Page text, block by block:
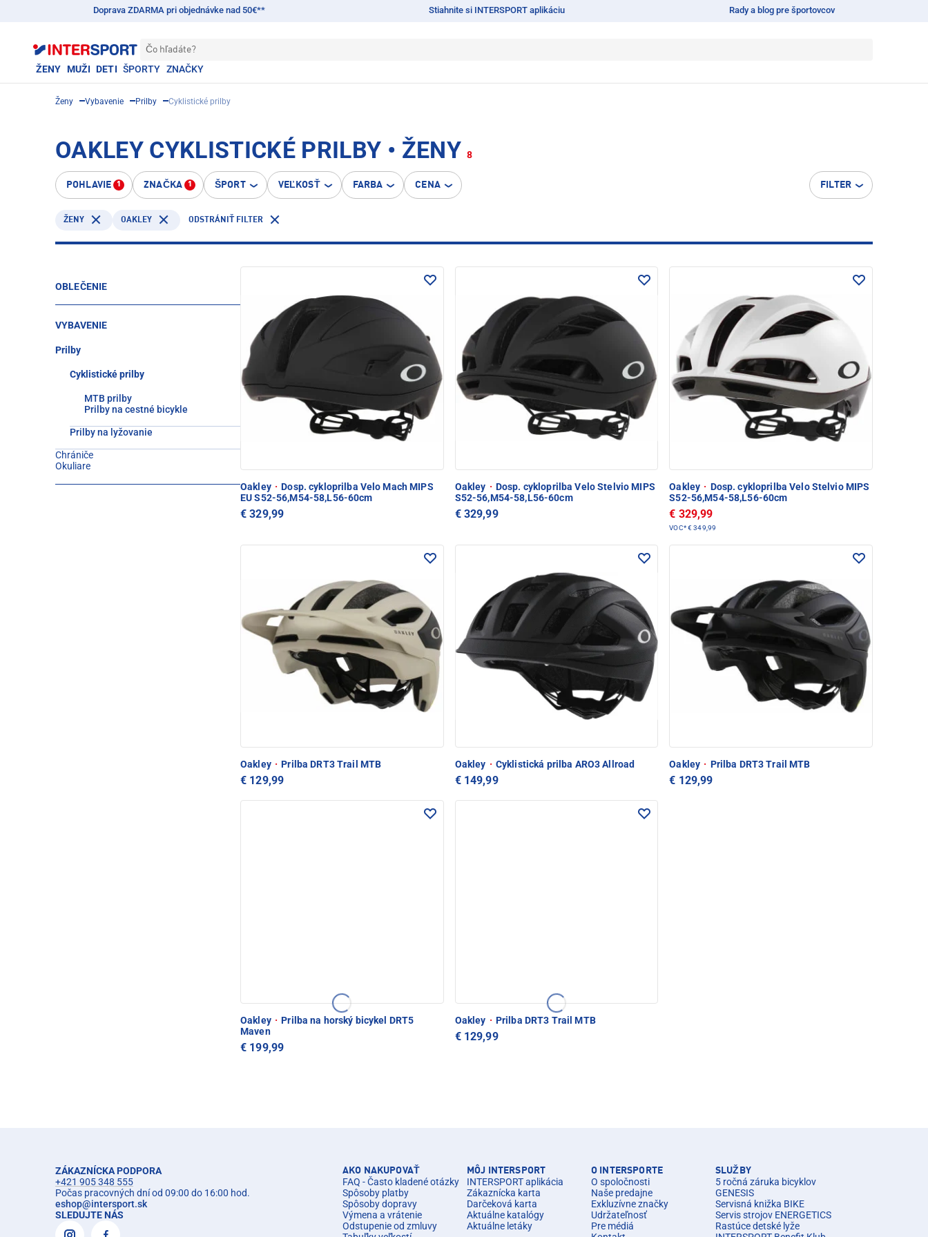
Doprava ZDARMA pri objednávke nad 50€** Stiahnite si INTERSPORT aplikáciu Rady a blog pre športovcov
Čo hľadáte?
ŽENY MUŽI DETI ŠPORTY ZNAČKY
Ženy Vybavenie Prilby Cyklistické prilby
OAKLEY CYKLISTICKÉ PRILBY • ŽENY 8
POHLAVIE 1 ZNAČKA 1 ŠPORT VEĽKOSŤ FARBA CENA FILTER
ŽENY OAKLEY ODSTRÁNIŤ FILTER
OBLEČENIE
VYBAVENIE
Prilby
Cyklistické prilby
MTB prilby
Prilby na cestné bicykle
Prilby na lyžovanie
Chrániče
Okuliare
Oakley · Dosp. cykloprilba Velo Mach MIPS
EU S52-56,M54-58,L56-60cm
€ 329,99
Oakley · Dosp. cykloprilba Velo Stelvio MIPS
S52-56,M54-58,L56-60cm
€ 329,99
Oakley · Dosp. cykloprilba Velo Stelvio MIPS
S52-56,M54-58,L56-60cm
€ 329,99
VOC*€ 349,99
Oakley · Prilba DRT3 Trail MTB
€ 129,99
Oakley · Cyklistická prilba ARO3 Allroad
€ 149,99
Oakley · Prilba DRT3 Trail MTB
€ 129,99
Oakley · Prilba na horský bicykel DRT5
Maven
€ 199,99
Oakley · Prilba DRT3 Trail MTB
€ 129,99
ZÁKAZNÍCKA PODPORA
+421 905 348 555
Počas pracovných dní od 09:00 do 16:00 hod.
eshop@intersport.sk
SLEDUJTE NÁS
AKO NAKUPOVAŤ
FAQ - Často kladené otázky
Spôsoby platby
Spôsoby dopravy
Výmena a vrátenie
Odstupenie od zmluvy
MÔJ INTERSPORT
INTERSPORT aplikácia
Zákaznícka karta
Darčeková karta
Aktuálne katalógy
Aktuálne letáky
O INTERSPORTE
O spoločnosti
Naše predajne
Exkluzívne značky
Udržateľnosť
Pre médiá
SLUŽBY
5 ročná záruka bicyklov
GENESIS
Servisná knižka BIKE
Servis strojov ENERGETICS
Rastúce detské lyže